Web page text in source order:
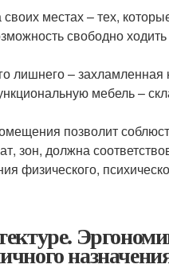
местах – тех,
свободно
лишнего – захламленная
мебель –
позволит
зон, должна
физического,